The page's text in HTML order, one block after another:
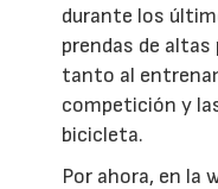
durante los
prendas de
tanto al
competición y
bicicleta.
Por ahora, en la